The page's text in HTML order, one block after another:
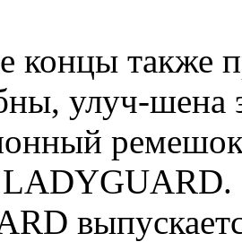
концы также
улуч-шена
LADYGUARD.